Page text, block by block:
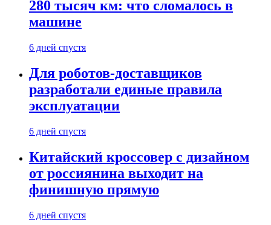
280 тысяч км: что сломалось в
машине
6 дней спустя
Для роботов-доставщиков
разработали единые правила
эксплуатации
6 дней спустя
Китайский кроссовер с дизайном
от россиянина выходит на
финишную прямую
6 дней спустя